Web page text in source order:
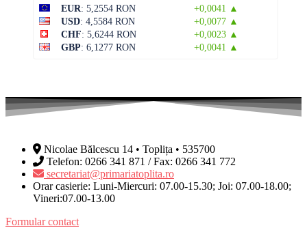
EUR: 5,2554 RON
+0,0041 ▲
USD: 4,5584 RON
+0,0077 ▲
CHF: 5,6244 RON
+0,0023 ▲
GBP: 6,1277 RON +0,0041 ▲
Nicolae Bălcescu 14 • Toplița • 535700
Telefon: 0266 341 871 / Fax: 0266 341 772
secretariat@primariatoplita.ro
Orar casierie: Luni-Miercuri: 07.00-15.30; Joi: 07.00-18.00;
Vineri:07.00-13.00
Formular contact